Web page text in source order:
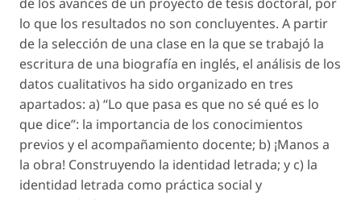
lo que los resultados no son concluyentes. A partir
de la selección de una clase en la que se trabajó la
escritura de una biografía en inglés, el análisis de los
datos cualitativos ha sido organizado en tres
apartados: a) “Lo que pasa es que no sé qué es lo
que dice”: la importancia de los conocimientos
previos y el acompañamiento docente; b) ¡Manos a
la obra! Construyendo la identidad letrada; y c) la
identidad letrada como práctica social y